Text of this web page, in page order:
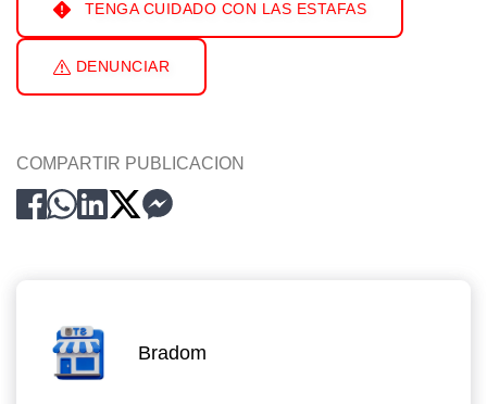
TENGA CUIDADO CON LAS ESTAFAS
DENUNCIAR
COMPARTIR PUBLICACION
Bradom